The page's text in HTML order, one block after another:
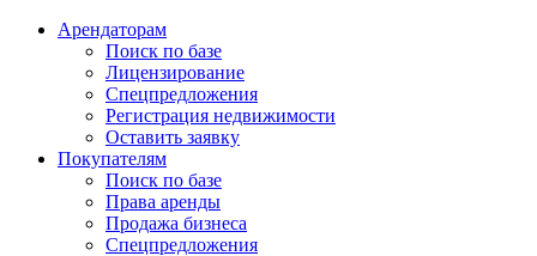
Арендаторам
Поиск по базе
Лицензирование
Спецпредложения
Регистрация недвижимости
Оставить заявку
Покупателям
Поиск по базе
Права аренды
Продажа бизнеса
Спецпредложения